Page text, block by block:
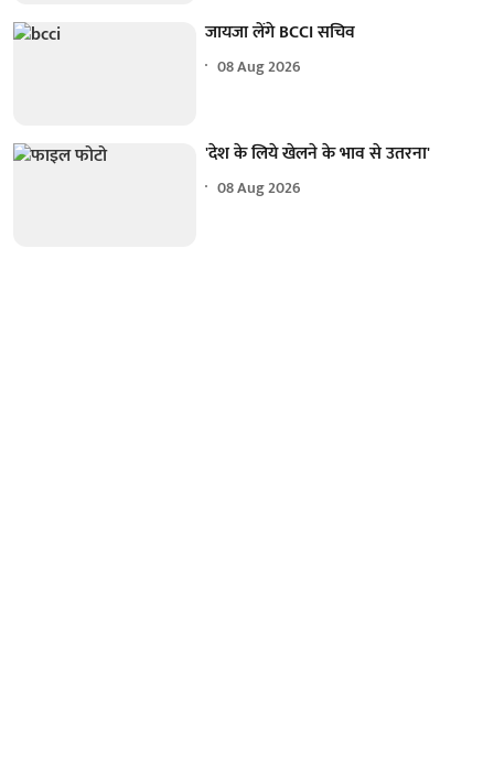
जायजा लेंगे BCCI सचिव
08 Aug 2026
'देश के लिये खेलने के भाव से उतरना'
08 Aug 2026